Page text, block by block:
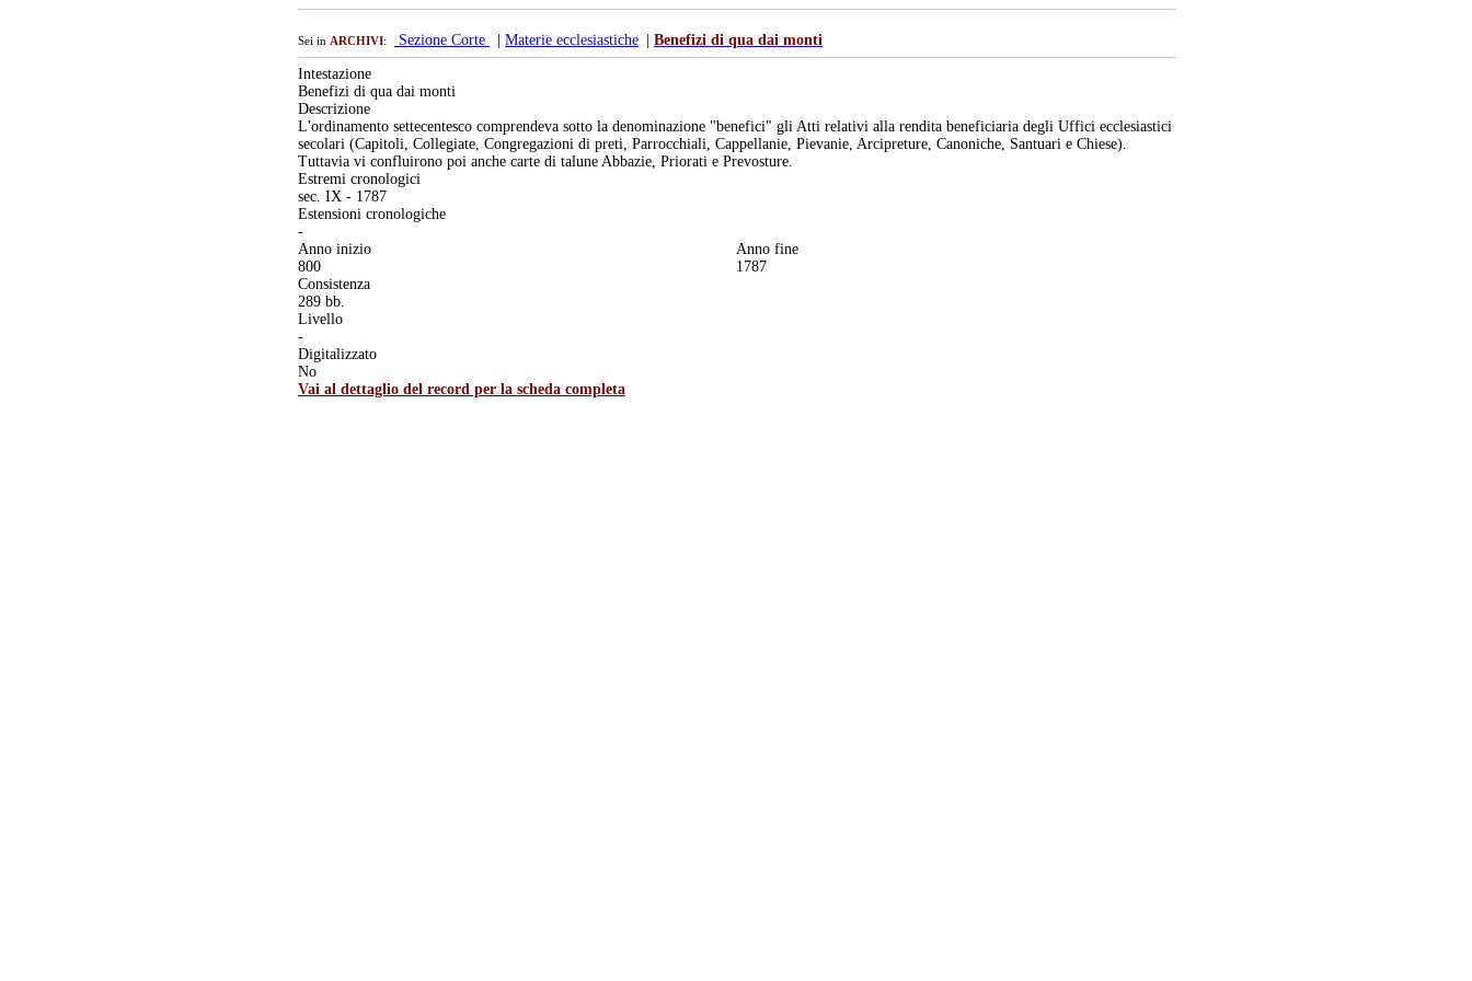
Sei in ARCHIVI: Sezione Corte Materie ecclesiastiche Benefizi di qua dai monti
Intestazione
Benefizi di qua dai monti
Descrizione
L'ordinamento settecentesco comprendeva sotto la denominazione "benefici" gli Atti relativi alla rendita beneficiaria degli Uffici ecclesiastici
secolari (Capitoli, Collegiate, Congregazioni di preti, Parrocchiali, Cappellanie, Pievanie, Arcipreture, Canoniche, Santuari e Chiese).
Tuttavia vi confluirono poi anche carte di talune Abbazie, Priorati e Prevosture.
Estremi cronologici
sec. IX - 1787
Estensioni cronologiche
-
Anno inizio
800
Anno fine
1787
Consistenza
289 bb.
Livello
-
Digitalizzato
No
Vai al dettaglio del record per la scheda completa